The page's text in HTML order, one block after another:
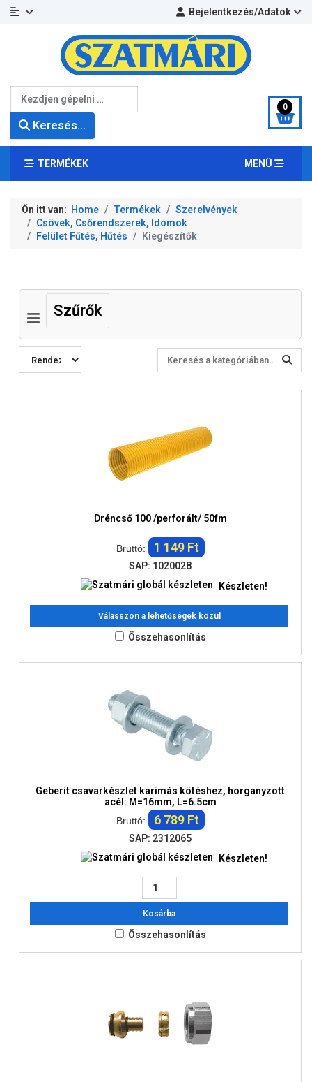
Bejelentkezés/Adatok
Keresés...
0
TERMÉKEK MENÜ
Ön itt van: Home Termékek
Szerelvények
Csövek, Csőrendszerek, Idomok
Felület Fűtés, Hűtés
Kiegészítők
Szűrők
Dréncső 100 /perforált/ 50fm
Bruttó: 1 149 Ft
SAP: 1020028
Készleten!
Válasszon a lehetőségek közül
Összehasonlítás
Geberit csavarkészlet karimás kötéshez, horganyzott
acél: M=16mm, L=6.5cm
Bruttó:
6 789 Ft
SAP: 2312065
Készleten!
Kosárba
Összehasonlítás